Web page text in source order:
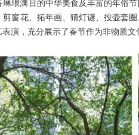
琅满目的中华美食及丰富的年俗
窗花、拓年画、猜灯谜、投壶套
演，充分展示了春节作为非物质